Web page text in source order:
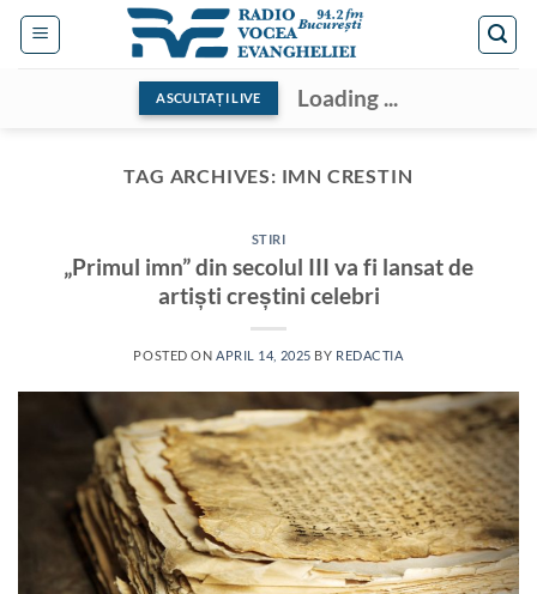
Skip
ASCULTAȚI LIVE Loading ...
TAG ARCHIVES: IMN CRESTIN
STIRI
„Primul imn” din secolul III va fi lansat de
artiști creștini celebri
POSTED ON APRIL 14, 2025 BY REDACTIA